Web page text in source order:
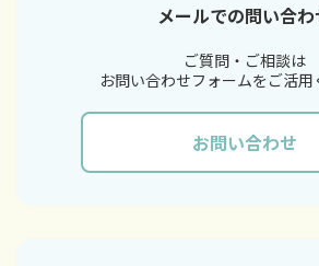
メールでの問い合わ
ご質問・ご相談は
お問い合わせフォームをご活用
お問い合わせ